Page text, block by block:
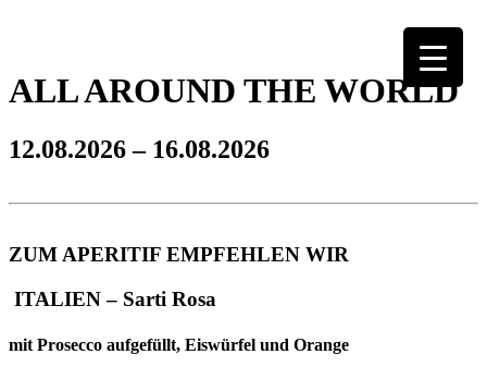
ALL AROUND THE WORLD
12.08.2026 – 16.08.2026
ZUM APERITIF EMPFEHLEN WIR
ITALIEN – Sarti Rosa
mit Prosecco aufgefüllt, Eiswürfel und Orange